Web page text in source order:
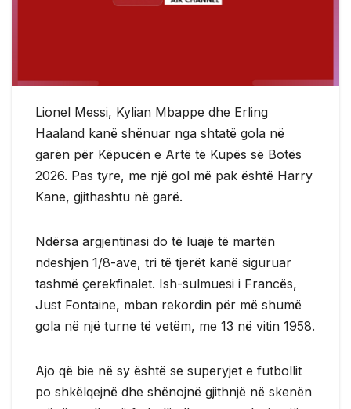
Lionel Messi, Kylian Mbappe dhe Erling
Haaland kanë shënuar nga shtatë gola në
garën për Këpucën e Artë të Kupës së Botës
2026. Pas tyre, me një gol më pak është Harry
Kane, gjithashtu në garë.
Ndërsa argjentinasi do të luajë të martën
ndeshjen 1/8-ave, tri të tjerët kanë siguruar
tashmë çerekfinalet. Ish-sulmuesi i Francës,
Just Fontaine, mban rekordin për më shumë
gola në një turne të vetëm, me 13 në vitin 1958.
Ajo që bie në sy është se superyjet e futbollit
po shkëlqejnë dhe shënojnë gjithnjë në skenën